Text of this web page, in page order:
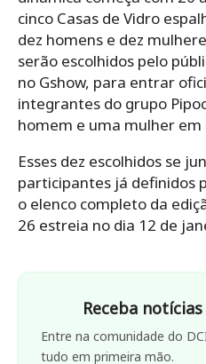
cinco Casas de Vidro
dez homens e dez
serão escolhidos pelo
no Gshow, para entrar
integrantes do grupo
homem e uma mulher em
Esses dez escolhidos se
participantes já definidos
o elenco completo da
26 estreia no dia 12 de
Receba
Entre na comunidade do
tudo em primeira mão.